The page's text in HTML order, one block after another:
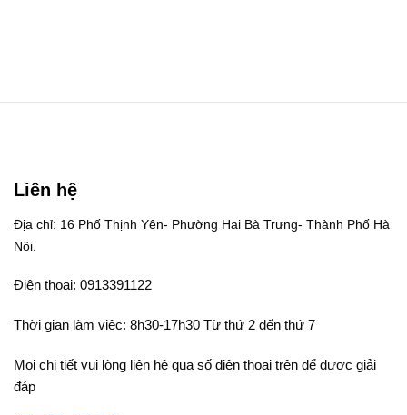
Liên hệ
Địa chỉ: 16 Phố Thịnh Yên- Phường Hai Bà Trưng- Thành Phố Hà
Nội.
Điện thoại: 0913391122
Thời gian làm việc: 8h30-17h30 Từ thứ 2 đến thứ 7
Mọi chi tiết vui lòng liên hệ qua số điện thoại trên để được giải
đáp